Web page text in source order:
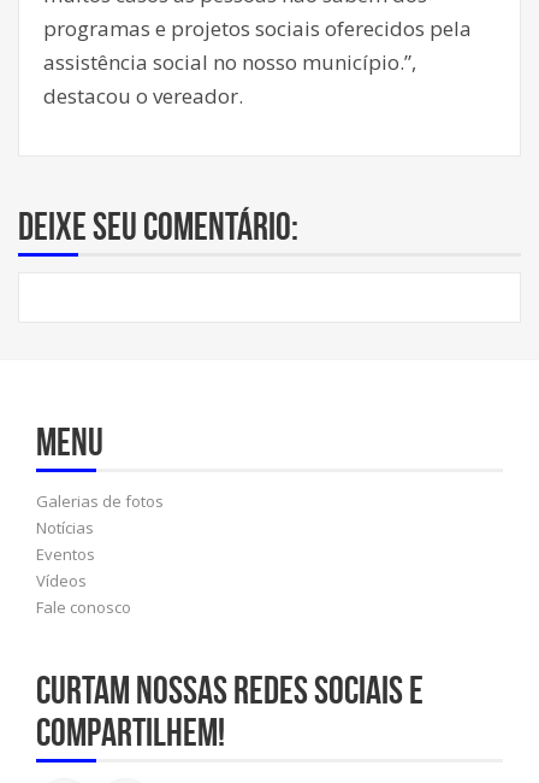
programas e projetos sociais oferecidos pela
assistência social no nosso município.”,
destacou o vereador.
Deixe seu comentário:
Menu
Galerias de fotos
Notícias
Eventos
Vídeos
Fale conosco
Curtam nossas redes sociais e
compartilhem!